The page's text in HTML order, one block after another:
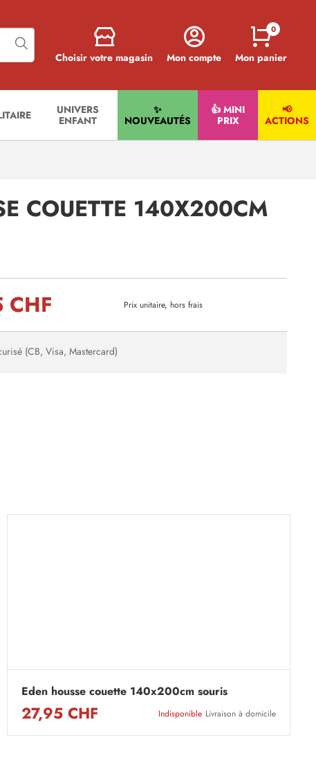
Choisir votre magasin Mon compte Mon panier
0
UNIVERS
ENFANT
✨
NOUVEAUTÉS
👍 MINI
PRIX
📢
ACTIONS
COUETTE 140X200CM
CHF Prix unitaire, hors frais
(CB, Visa, Mastercard)
Eden housse couette 140x200cm souris
27,95 CHF Indisponible Livraison à domicile